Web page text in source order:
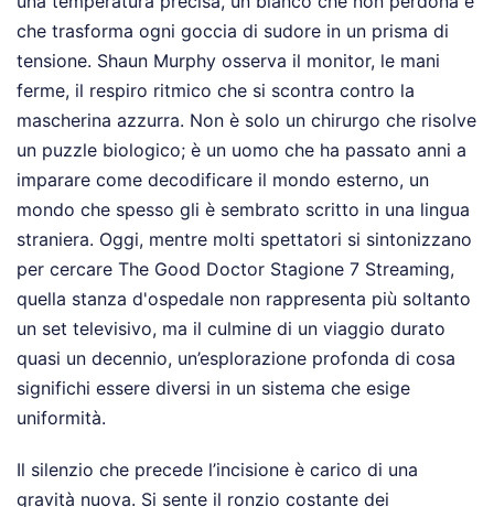
che trasforma ogni goccia di sudore in un prisma di
tensione. Shaun Murphy osserva il monitor, le mani
ferme, il respiro ritmico che si scontra contro la
mascherina azzurra. Non è solo un chirurgo che risolve
un puzzle biologico; è un uomo che ha passato anni a
imparare come decodificare il mondo esterno, un
mondo che spesso gli è sembrato scritto in una lingua
straniera. Oggi, mentre molti spettatori si sintonizzano
per cercare The Good Doctor Stagione 7 Streaming,
quella stanza d'ospedale non rappresenta più soltanto
un set televisivo, ma il culmine di un viaggio durato
quasi un decennio, un’esplorazione profonda di cosa
significhi essere diversi in un sistema che esige
uniformità.
Il silenzio che precede l’incisione è carico di una
gravità nuova. Si sente il ronzio costante dei